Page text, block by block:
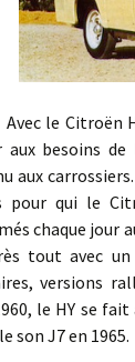
Citroën HY,
aux besoins
aux
pour qui le
chaque jour
tout avec un
versions
le HY se
son J7 en 1965.